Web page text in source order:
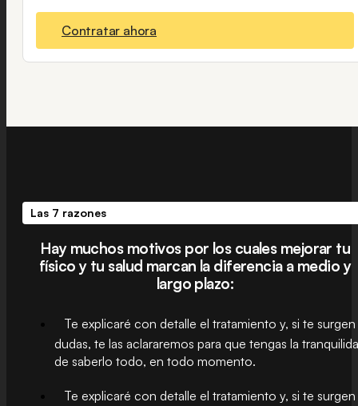
Contratar ahora
Las 7 razones
Hay muchos motivos por los cuales mejorar tu
físico y tu salud marcan la diferencia a medio y
largo plazo:
Te explicaré con detalle el tratamiento y, si te surgen
dudas, te las aclararemos para que tengas la
de saberlo todo, en todo momento.
Te explicaré con detalle el tratamiento y, si te surgen